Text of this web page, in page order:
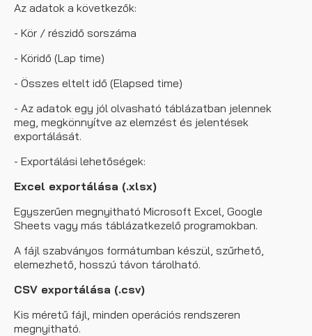
Az adatok a következők:
- Kör / részidő sorszáma
- Köridő (Lap time)
- Összes eltelt idő (Elapsed time)
- Az adatok egy jól olvasható táblázatban jelennek
meg, megkönnyítve az elemzést és jelentések
exportálását.
- Exportálási lehetőségek:
Excel exportálása (.xlsx)
Egyszerűen megnyitható Microsoft Excel, Google
Sheets vagy más táblázatkezelő programokban.
A fájl szabványos formátumban készül, szűrhető,
elemezhető, hosszú távon tárolható.
CSV exportálása (.csv)
Kis méretű fájl, minden operációs rendszeren
megnyitható.